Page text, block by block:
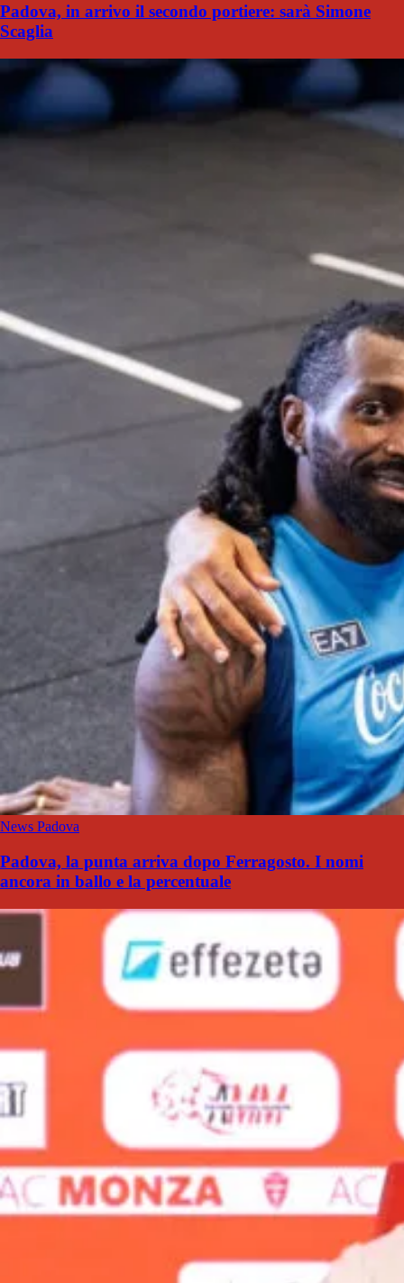
Padova, in arrivo il secondo portiere: sarà Simone
Scaglia
News Padova
Padova, la punta arriva dopo Ferragosto. I nomi
ancora in ballo e la percentuale